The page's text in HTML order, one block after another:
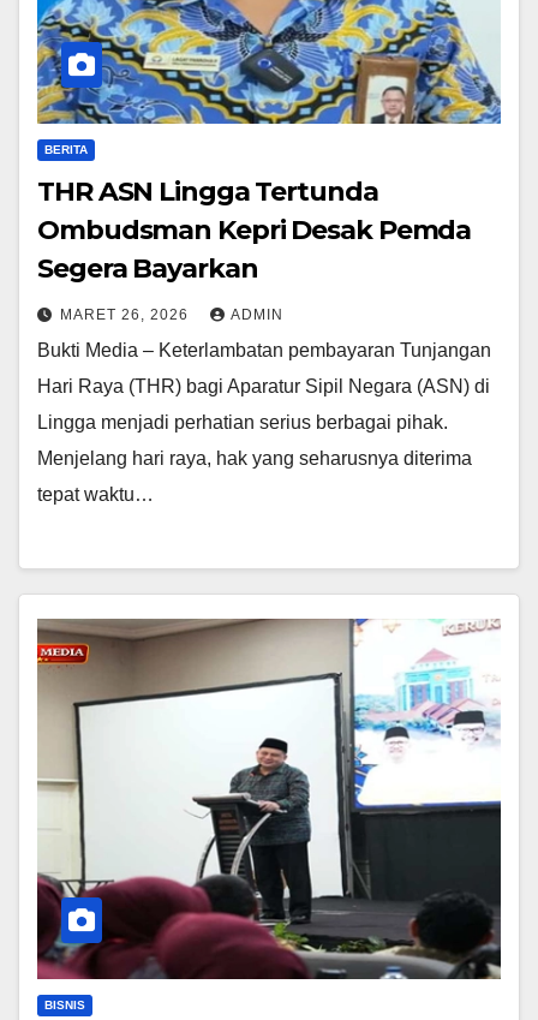
BERITA
THR ASN Lingga Tertunda
Ombudsman Kepri Desak Pemda
Segera Bayarkan
MARET 26, 2026 ADMIN
Bukti Media – Keterlambatan pembayaran Tunjangan
Hari Raya (THR) bagi Aparatur Sipil Negara (ASN) di
Lingga menjadi perhatian serius berbagai pihak.
Menjelang hari raya, hak yang seharusnya diterima
tepat waktu…
BISNIS